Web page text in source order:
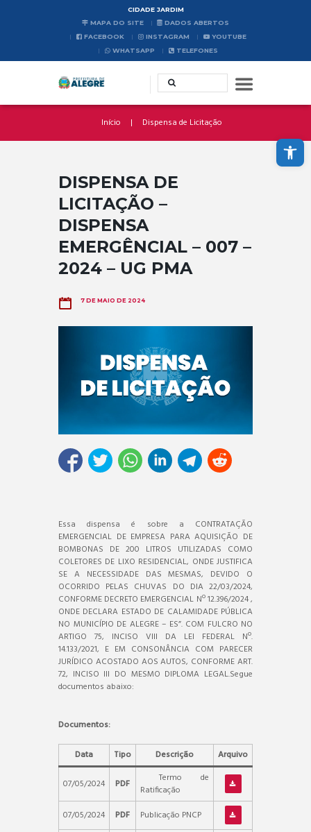
Abrir a barra de ferramentas
CIDADE JARDIM
MAPA DO SITE
DADOS ABERTOS
FACEBOOK
INSTAGRAM
YOUTUBE
WHATSAPP
TELEFONES
Início Dispensa de Licitação
DISPENSA DE
LICITAÇÃO –
DISPENSA
EMERGÊNCIAL – 007 –
2024 – UG PMA
7 DE MAIO DE 2024
Essa dispensa é sobre a CONTRATAÇÃO
EMERGENCIAL DE EMPRESA PARA AQUISIÇÃO DE
BOMBONAS DE 200 LITROS UTILIZADAS COMO
COLETORES DE LIXO RESIDENCIAL, ONDE JUSTIFICA
SE A NECESSIDADE DAS MESMAS, DEVIDO O
OCORRIDO PELAS CHUVAS DO DIA 22/03/2024,
CONFORME DECRETO EMERGENCIAL Nº 12.396/2024 ,
ONDE DECLARA ESTADO DE CALAMIDADE PÚBLICA
NO MUNICÍPIO DE ALEGRE – ES”. COM FULCRO NO
ARTIGO 75, INCISO VIII DA LEI FEDERAL Nº.
14.133/2021, E EM CONSONÂNCIA COM PARECER
JURÍDICO ACOSTADO AOS AUTOS, CONFORME ART.
72, INCISO III DO MESMO DIPLOMA LEGAL.Segue
documentos abaixo:
Documentos:
Data Tipo Descrição Arquivo
07/05/2024 PDF
Termo de
Ratificação
07/05/2024
PDF Publicação PNCP